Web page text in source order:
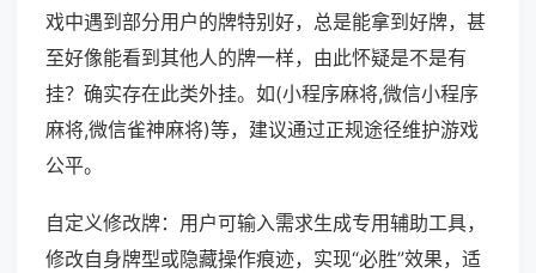
戏中遇到部分用户的牌特别好，总是能拿到好牌，甚
至好像能看到其他人的牌一样，由此怀疑是不是有
挂？确实存在此类外挂。如(小程序麻将,微信小程序
麻将,微信雀神麻将)等，建议通过正规途径维护游戏
公平。
自定义修改牌：用户可输入需求生成专用辅助工具，
修改自身牌型或隐藏操作痕迹，实现“必胜”效果，适